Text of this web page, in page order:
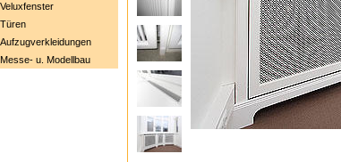
Veluxfenster
Türen
Aufzugverkleidungen
Messe- u. Modellbau